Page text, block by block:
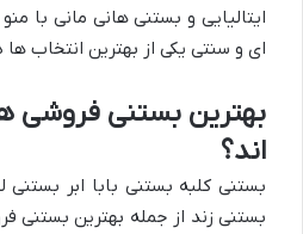
ایتالیایی و بستنی هانی مانی با
ای و سنتی یکی از بهترین انتخاب
بهترین بستنی فروشی
اند؟
بستنی کلبه بستنی بابا ابر
بستنی زند از جمله بهترین بستنی